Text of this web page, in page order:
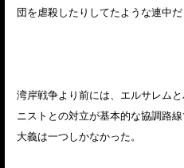
団を虐殺したりしてたような連中だ
湾岸戦争より前には、エルサレム
ニストとの対立が基本的な協調路
大義は一つしかなかった。